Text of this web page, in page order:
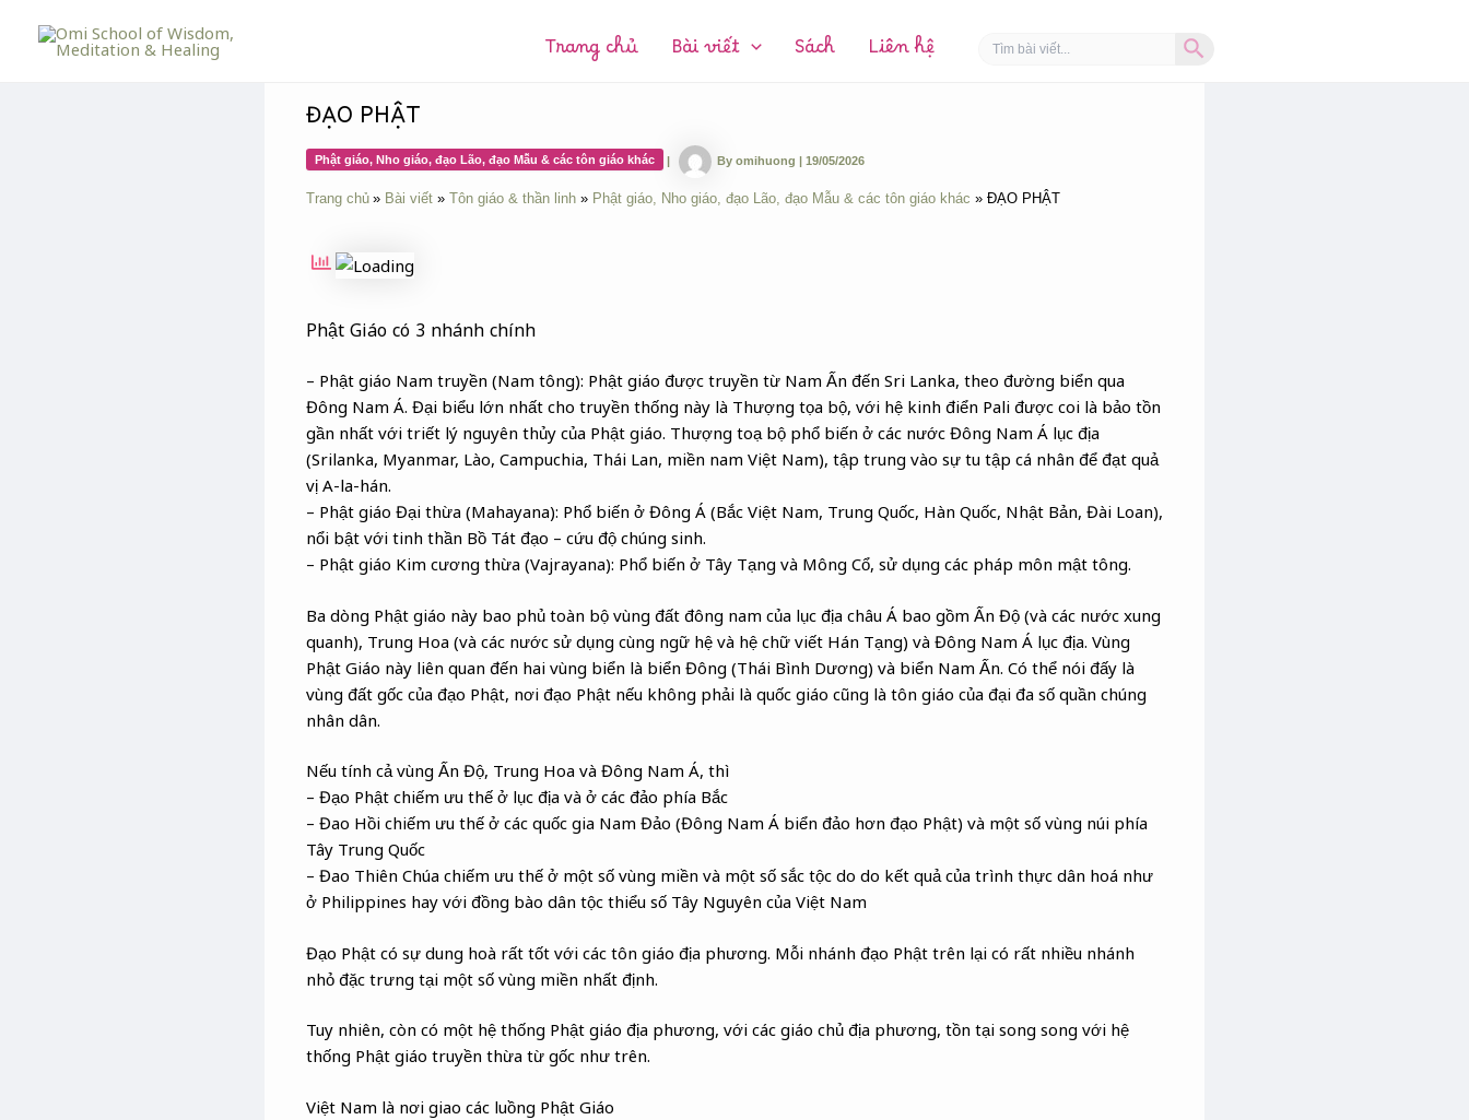
Trang chủ Bài viết Sách Liên hệ Search
for:
ĐẠO PHẬT
Phật giáo, Nho giáo, đạo Lão, đạo Mẫu & các tôn giáo khác | By omihuong | 19/05/2026
Trang chủ Bài viết Tôn giáo & thần linh Phật giáo, Nho giáo, đạo Lão, đạo Mẫu & các tôn giáo khác ĐẠO PHẬT
Phật Giáo có 3 nhánh chính
– Phật giáo Nam truyền (Nam tông): Phật giáo được truyền từ Nam Ấn đến Sri Lanka, theo đường biển qua
Đông Nam Á. Đại biểu lớn nhất cho truyền thống này là Thượng tọa bộ, với hệ kinh điển Pali được coi là bảo tồn
gần nhất với triết lý nguyên thủy của Phật giáo. Thượng toạ bộ phổ biến ở các nước Đông Nam Á lục địa
(Srilanka, Myanmar, Lào, Campuchia, Thái Lan, miền nam Việt Nam), tập trung vào sự tu tập cá nhân để đạt quả
vị A-la-hán.
– Phật giáo Đại thừa (Mahayana): Phổ biến ở Đông Á (Bắc Việt Nam, Trung Quốc, Hàn Quốc, Nhật Bản, Đài Loan),
nổi bật với tinh thần Bồ Tát đạo – cứu độ chúng sinh.
– Phật giáo Kim cương thừa (Vajrayana): Phổ biến ở Tây Tạng và Mông Cổ, sử dụng các pháp môn mật tông.
Ba dòng Phật giáo này bao phủ toàn bộ vùng đất đông nam của lục địa châu Á bao gồm Ấn Độ (và các nước xung
quanh), Trung Hoa (và các nước sử dụng cùng ngữ hệ và hệ chữ viết Hán Tạng) và Đông Nam Á lục địa. Vùng
Phật Giáo này liên quan đến hai vùng biển là biển Đông (Thái Bình Dương) và biển Nam Ấn. Có thể nói đấy là
vùng đất gốc của đạo Phật, nơi đạo Phật nếu không phải là quốc giáo cũng là tôn giáo của đại đa số quần chúng
nhân dân.
Nếu tính cả vùng Ấn Độ, Trung Hoa và Đông Nam Á, thì
– Đạo Phật chiếm ưu thế ở lục địa và ở các đảo phía Bắc
– Đao Hồi chiếm ưu thế ở các quốc gia Nam Đảo (Đông Nam Á biển đảo hơn đạo Phật) và một số vùng núi phía
Tây Trung Quốc
– Đao Thiên Chúa chiếm ưu thế ở một số vùng miền và một số sắc tộc do do kết quả của trình thực dân hoá như
ở Philippines hay với đồng bào dân tộc thiểu số Tây Nguyên của Việt Nam
Đạo Phật có sự dung hoà rất tốt với các tôn giáo địa phương. Mỗi nhánh đạo Phật trên lại có rất nhiều nhánh
nhỏ đặc trưng tại một số vùng miền nhất định.
Tuy nhiên, còn có một hệ thống Phật giáo địa phương, với các giáo chủ địa phương, tồn tại song song với hệ
thống Phật giáo truyền thừa từ gốc như trên.
Việt Nam là nơi giao các luồng Phật Giáo